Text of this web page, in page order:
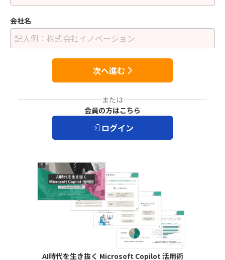
AI時代を生き抜く Microsoft Copilot 活用術
会社名
次へ進む
または
会員の方はこちら
ログイン